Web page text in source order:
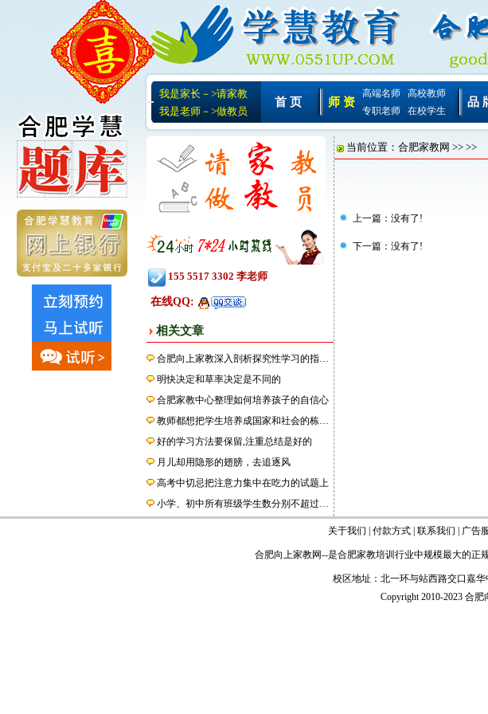
我是家长－>请家教
我是老师－>做教员
首 页 师 资
高端名师
高校教师
专职老师
在校学生
品
155 5517 3302 李老师
在线QQ:
相关文章
合肥向上家教深入剖析探究性学习的指…
明快决定和草率决定是不同的
合肥家教中心整理如何培养孩子的自信心
教师都想把学生培养成国家和社会的栋…
好的学习方法要保留,注重总结是好的
月儿却用隐形的翅膀，去追逐风
高考中切忌把注意力集中在吃力的试题上
小学、初中所有班级学生数分别不超过…
当前位置： 合肥家教网 >> >>
上一篇：没有了!
下一篇：没有了!
关于我们 付款方式 联系我们 广告
合肥向上家教网--是合肥家教培训行业中规模最大的正
校区地址：北一环与站西路交口嘉
Copyright 2010-2023 合